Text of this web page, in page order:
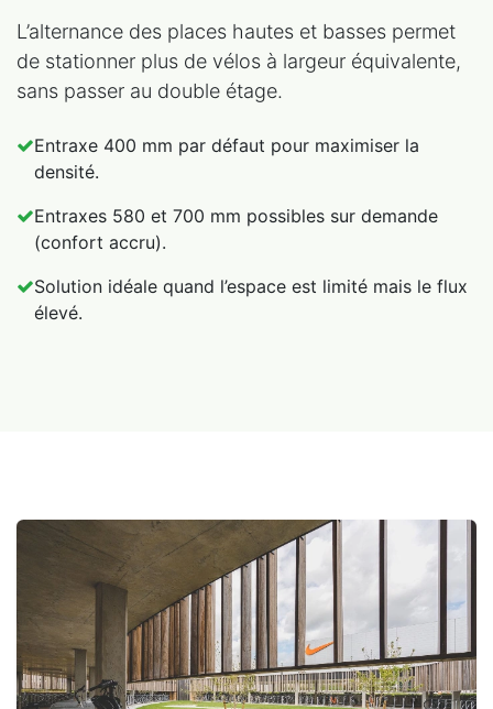
L’alternance des places hautes et basses permet
de stationner plus de vélos à largeur équivalente,
sans passer au double étage.
Entraxe 400 mm par défaut pour maximiser la
densité.
Entraxes 580 et 700 mm possibles sur demande
(confort accru).
Solution idéale quand l’espace est limité mais le flux
élevé.